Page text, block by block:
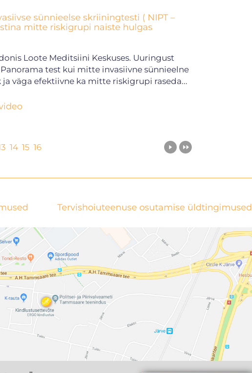
sünnieelse skriiningtesti ( NIPT –
mitte riskigrupi naiste hulgas
Loote Meditsiini Keskuses. Uuringust
test kui mitte invasiivne sünnieelne
väga efektiivne ka mitte riskigrupi raseda...
14 15 16
Tervishoiuteenuse osutamise üldtingimused